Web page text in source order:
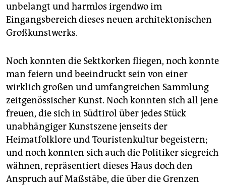
unbelangt und harmlos irgendwo im
Eingangsbereich dieses neuen architektonischen
Großkunstwerks.
Noch konnten die Sektkorken fliegen, noch konnte
man feiern und beeindruckt sein von einer
wirklich großen und umfangreichen Sammlung
zeitgenössischer Kunst. Noch konnten sich all jene
freuen, die sich in Südtirol über jedes Stück
unabhängiger Kunstszene jenseits der
Heimatfolklore und Touristenkultur begeistern;
und noch konnten sich auch die Politiker siegreich
wähnen, repräsentiert dieses Haus doch den
Anspruch auf Maßstäbe, die über die Grenzen